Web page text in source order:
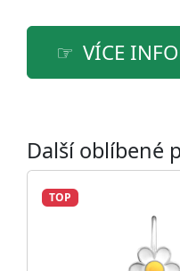
VÍCE
Další oblíbené
TOP